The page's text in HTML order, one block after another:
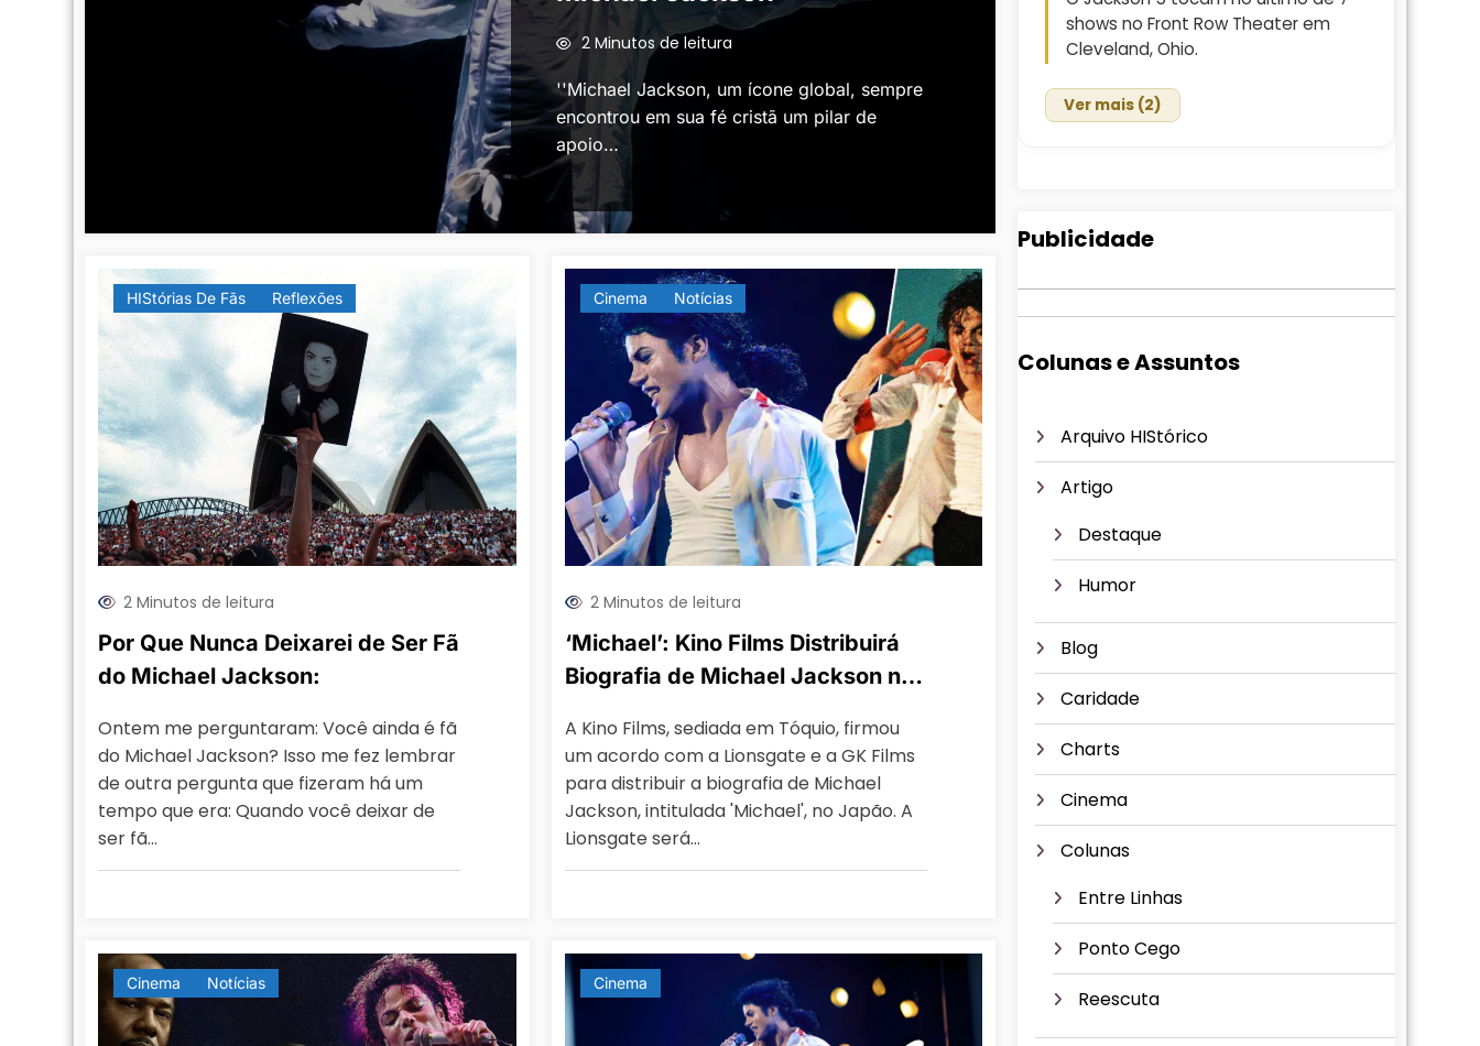
2 Minutos de leitura
''Michael Jackson, um ícone global, sempre
encontrou em sua fé cristã um pilar de
apoio…
HIStórias De Fãs Reflexões
2 Minutos de leitura
Por Que Nunca Deixarei de Ser Fã
do Michael Jackson:
Ontem me perguntaram: Você ainda é fã
do Michael Jackson? Isso me fez lembrar
de outra pergunta que fizeram há um
tempo que era: Quando você deixar de
ser fã…
Cinema Notícias
2 Minutos de leitura
‘Michael’: Kino Films Distribuirá
Biografia de Michael Jackson no
A Kino Films, sediada em Tóquio, firmou
um acordo com a Lionsgate e a GK Films
para distribuir a biografia de Michael
Jackson, intitulada 'Michael', no Japão. A
Lionsgate será…
Cinema Notícias Cinema
shows no Front Row Theater em
Cleveland, Ohio.
Ver mais (2)
Publicidade
Colunas e Assuntos
Arquivo HIStórico
Artigo
Destaque
Humor
Blog
Caridade
Charts
Cinema
Colunas
Entre Linhas
Ponto Cego
Reescuta